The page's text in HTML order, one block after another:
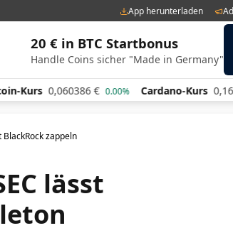
App herunterladen
20 € in BTC Startbonus
Handle Coins sicher "Made in Germany"
€ 0.00% Cardano-Kurs 0,165477 € -
BlackRock zappeln
lässt